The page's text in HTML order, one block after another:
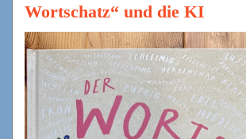
Wortschatz“ und die KI